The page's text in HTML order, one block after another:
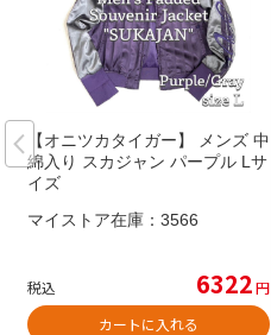
【オニツカタイガー】 メンズ 中
綿入り スカジャン パープル Lサ
イズ
マイストア在庫： 3566
税込 6322円
カートに入れる